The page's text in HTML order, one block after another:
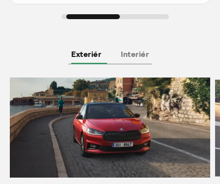
Exteriér Interiér